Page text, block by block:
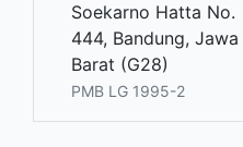
Soekarno Hatta No.
444, Bandung, Jawa
Barat (G28)
PMB LG 1995-2